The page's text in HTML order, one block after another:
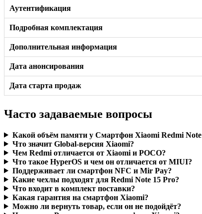
Аутентификация
Подробная комплектация
Дополнительная информация
Дата анонсирования
Дата старта продаж
Часто задаваемые вопросы
Какой объём памяти у Смартфон Xiaomi Redmi
Что значит Global-версия Xiaomi?
Чем Redmi отличается от Xiaomi и POCO?
Что такое HyperOS и чем он отличается от MIUI?
Поддерживает ли смартфон NFC и Mir Pay?
Какие чехлы подходят для Redmi Note 15 Pro?
Что входит в комплект поставки?
Какая гарантия на смартфон Xiaomi?
Можно ли вернуть товар, если он не подойдёт?